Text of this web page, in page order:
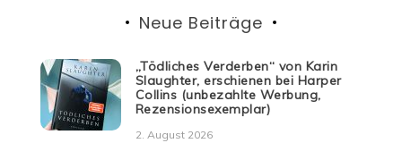
Neue Beiträge
„Tödliches Verderben“ von Karin
Slaughter, erschienen bei Harper
Collins (unbezahlte Werbung,
Rezensionsexemplar)
2. August 2026